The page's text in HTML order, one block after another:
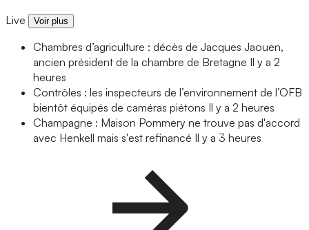
Live Voir plus
Chambres d’agriculture : décès de Jacques Jaouen,
ancien président de la chambre de Bretagne Il y a 2
heures
Contrôles : les inspecteurs de l’environnement de l’OFB
bientôt équipés de caméras piétons Il y a 2 heures
Champagne : Maison Pommery ne trouve pas d'accord
avec Henkell mais s'est refinancé Il y a 3 heures